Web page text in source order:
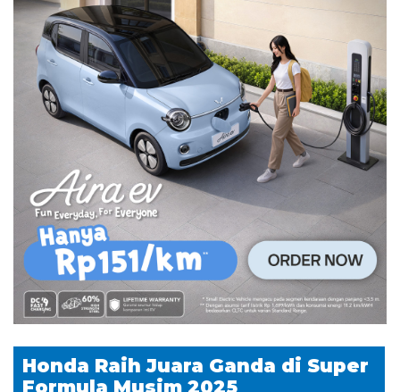
Honda Raih Juara Ganda di Super
Formula Musim 2025